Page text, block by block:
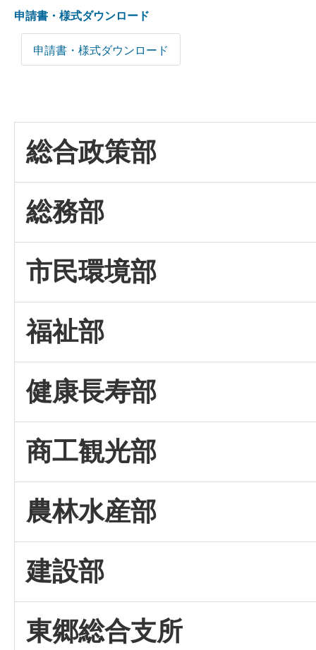
申請書・様式ダウンロード
申請書・様式ダウンロード
総合政策部
総務部
市民環境部
福祉部
健康長寿部
商工観光部
農林水産部
建設部
東郷総合支所